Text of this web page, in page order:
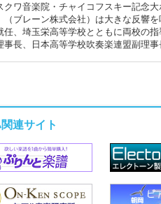
クワ音楽院・チャイコフスキー記念
（ブレーン株式会社）は大きな反響
任、埼玉栄高等学校とともに両校の
事長、日本高等学校吹奏楽連盟副理
連サイト